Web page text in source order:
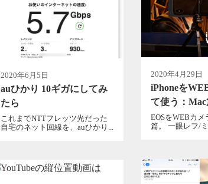
2020年6月5日
auひかり 10ギガにしてみ
たら
これまでNTTフレッツ光だった
自宅のネット回線を、auひかり...
2020年4月29日
iPhoneを
て使う：Mac
EOSをWEBカ
篇。 一眼レフ/